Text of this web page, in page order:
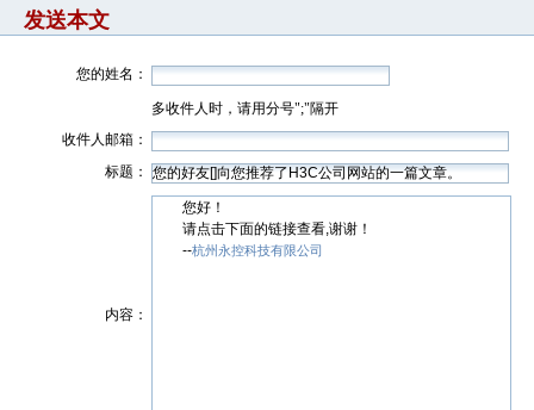
发送本文
您的姓名：
多收件人时，请用分号";"隔开
收件人邮箱：
标题：
内容：
您好！
请点击下面的链接查看,谢谢！
--杭州永控科技有限公司